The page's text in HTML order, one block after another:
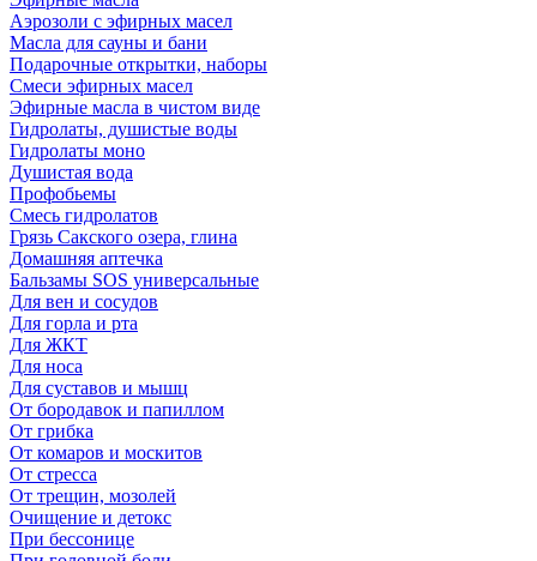
Аэрозоли с эфирных масел
Масла для сауны и бани
Подарочные открытки, наборы
Смеси эфирных масел
Эфирные масла в чистом виде
Гидролаты, душистые воды
Гидролаты моно
Душистая вода
Профобьемы
Смесь гидролатов
Грязь Сакского озера, глина
Домашняя аптечка
Бальзамы SOS универсальные
Для вен и сосудов
Для горла и рта
Для ЖКТ
Для носа
Для суставов и мышц
От бородавок и папиллом
От грибка
От комаров и москитов
От стресса
От трещин, мозолей
Очищение и детокс
При бессонице